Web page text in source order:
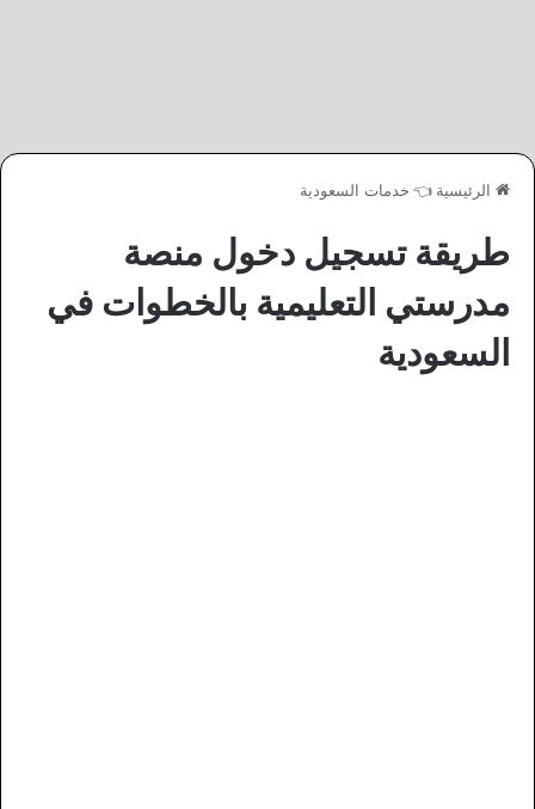
الرئيسية 👈 خدمات السعودية
طريقة تسجيل دخول منصة
مدرستي التعليمية بالخطوات في
السعودية